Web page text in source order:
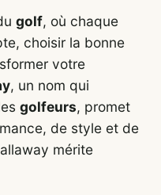
golf, où chaque
choisir la bonne
votre
, un nom qui
golfeurs, promet
de style et de
mérite